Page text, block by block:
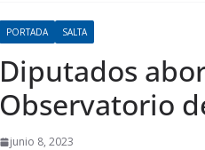
PORTADA SALTA
Diputados
Observatorio
junio 8, 2023